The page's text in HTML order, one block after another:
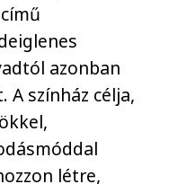
azonban
színház célja,
létre,